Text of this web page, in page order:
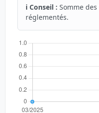
ℹ️ Conseil : Somme
réglementés.